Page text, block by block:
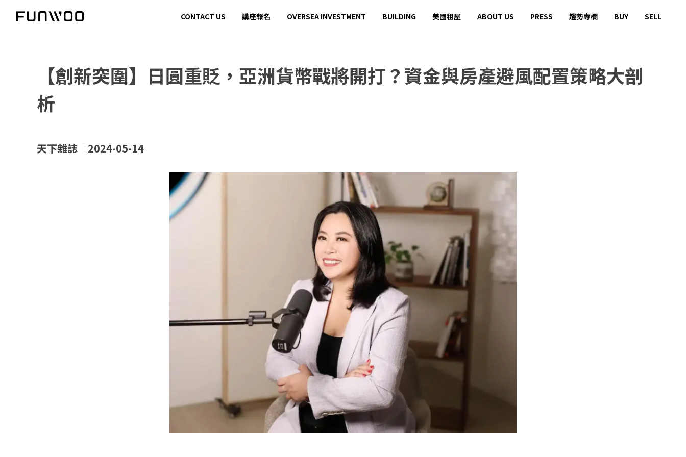
【創新突圍】日圓重貶，亞洲貨幣戰將開打？資金與房產避風配置策略大剖
析
天下雜誌｜2024-05-14
CONTACT US 講座報名 OVERSEA INVESTMENT BUILDING 美國租屋 ABOUT US PRESS 趨勢專欄 BUY SELL